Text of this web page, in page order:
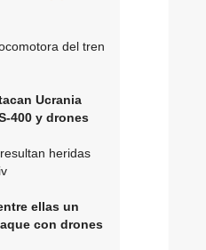
del tren
Ucrania
400 y drones
heridas
ellas un
con drones